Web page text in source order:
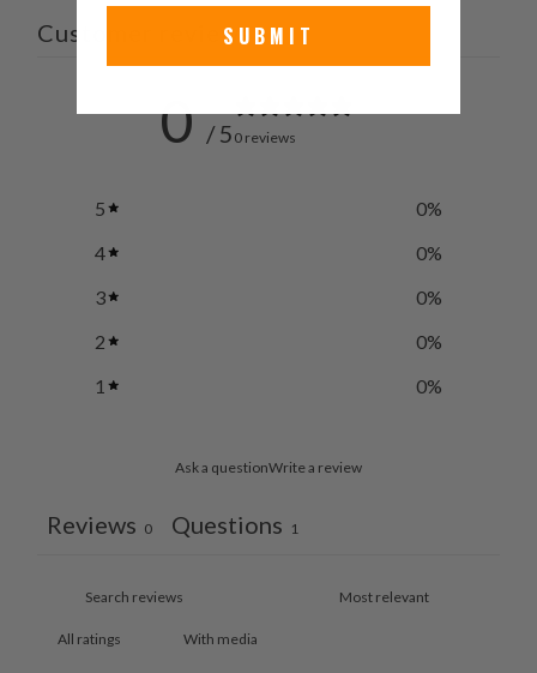
Customer reviews
0 / 5 0 reviews
5 0%
4
0%
3
0%
2
0%
1
0%
Ask a questionWrite a review
Reviews 0 Questions 1
With media
SUBMIT